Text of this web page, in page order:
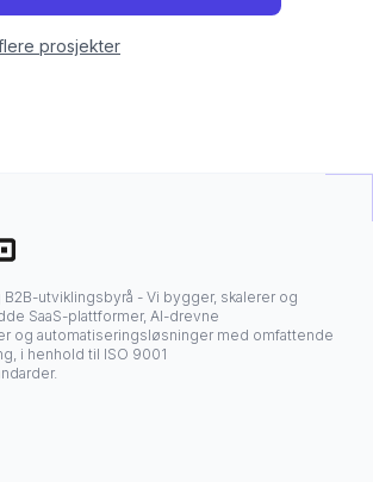
prosjekter
B2B-utviklingsbyrå - Vi bygger, skalerer og
SaaS-plattformer, AI-drevne
og automatiseringsløsninger med omfattende
i henhold til ISO 9001